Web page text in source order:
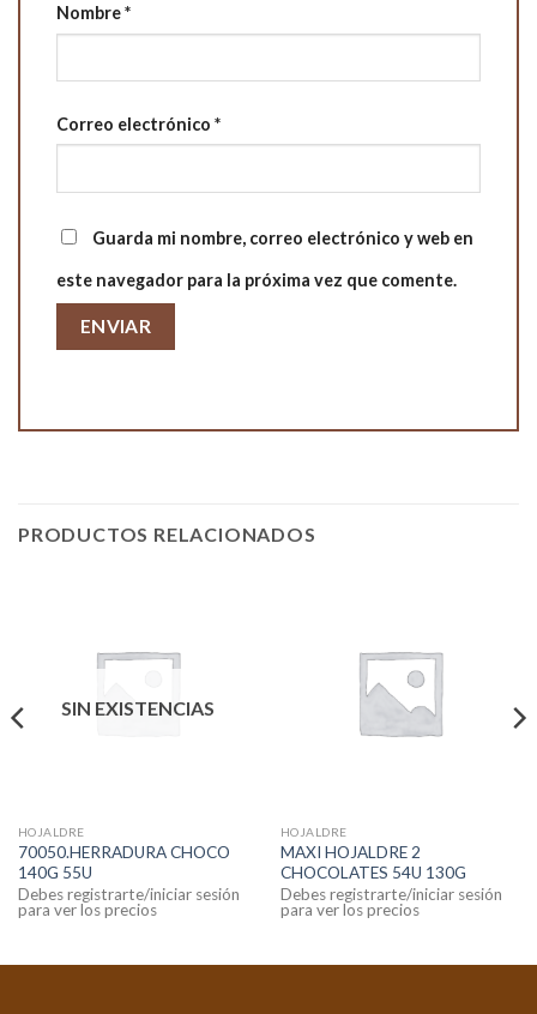
Nombre*
Correo electrónico *
Guarda mi nombre, correo electrónico y web en
este navegador para la próxima vez que comente.
PRODUCTOS RELACIONADOS
SIN EXISTENCIAS
HOJALDRE
70050.HERRADURA CHOCO
140G 55U
Debes registrarte/iniciar sesión
para ver los precios
HOJALDRE
MAXI HOJALDRE 2
CHOCOLATES 54U 130G
Debes registrarte/iniciar sesión
para ver los precios